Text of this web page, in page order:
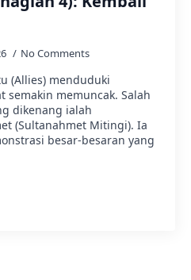
No Comments
(Allies) menduduki
semakin memuncak. Salah
dikenang ialah
(Sultanahmet Mitingi). Ia
besar-besaran yang